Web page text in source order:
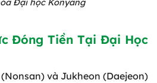
Đại học Konyang
Đóng Tiền Tại Đại Học
và Jukheon (Daejeon)